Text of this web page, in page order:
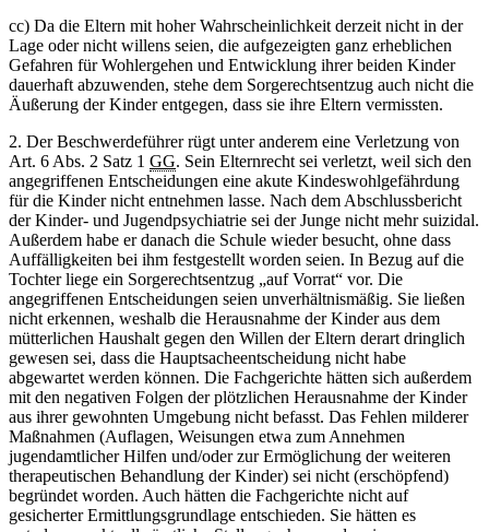
cc) Da die Eltern mit hoher Wahrscheinlichkeit derzeit nicht in der
Lage oder nicht willens seien, die aufgezeigten ganz erheblichen
Gefahren für Wohlergehen und Entwicklung ihrer beiden Kinder
dauerhaft abzuwenden, stehe dem Sorgerechtsentzug auch nicht die
Äußerung der Kinder entgegen, dass sie ihre Eltern vermissten.
2. Der Beschwerdeführer rügt unter anderem eine Verletzung von
Art. 6 Abs. 2 Satz 1 GG. Sein Elternrecht sei verletzt, weil sich den
angegriffenen Entscheidungen eine akute Kindeswohlgefährdung
für die Kinder nicht entnehmen lasse. Nach dem Abschlussbericht
der Kinder- und Jugendpsychiatrie sei der Junge nicht mehr suizidal.
Außerdem habe er danach die Schule wieder besucht, ohne dass
Auffälligkeiten bei ihm festgestellt worden seien. In Bezug auf die
Tochter liege ein Sorgerechtsentzug „auf Vorrat“ vor. Die
angegriffenen Entscheidungen seien unverhältnismäßig. Sie ließen
nicht erkennen, weshalb die Herausnahme der Kinder aus dem
mütterlichen Haushalt gegen den Willen der Eltern derart dringlich
gewesen sei, dass die Hauptsacheentscheidung nicht habe
abgewartet werden können. Die Fachgerichte hätten sich außerdem
mit den negativen Folgen der plötzlichen Herausnahme der Kinder
aus ihrer gewohnten Umgebung nicht befasst. Das Fehlen milderer
Maßnahmen (Auflagen, Weisungen etwa zum Annehmen
jugendamtlicher Hilfen und/oder zur Ermöglichung der weiteren
therapeutischen Behandlung der Kinder) sei nicht (erschöpfend)
begründet worden. Auch hätten die Fachgerichte nicht auf
gesicherter Ermittlungsgrundlage entschieden. Sie hätten es